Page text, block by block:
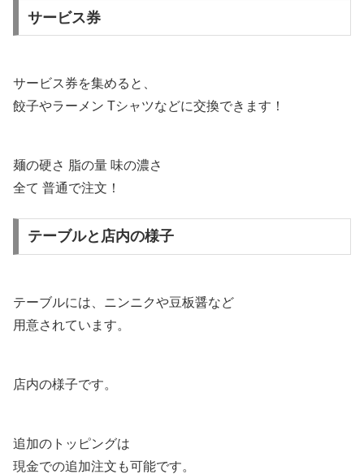
サービス券
サービス券を集めると、
餃子やラーメン Tシャツなどに交換できます！
麺の硬さ 脂の量 味の濃さ
全て 普通で注文！
テーブルと店内の様子
テーブルには、ニンニクや豆板醤など
用意されています。
店内の様子です。
追加のトッピングは
現金での追加注文も可能です。